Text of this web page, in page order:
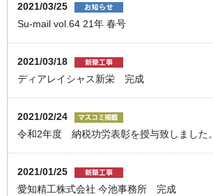
2021/03/25
Su-mail vol.64 21年 春号
2021/03/18
ディアレイシャス新栄 完成
2021/02/24
令和2年度 納税功労表彰を授与致しました。
2021/01/25
愛知精工株式会社 今池事務所 完成